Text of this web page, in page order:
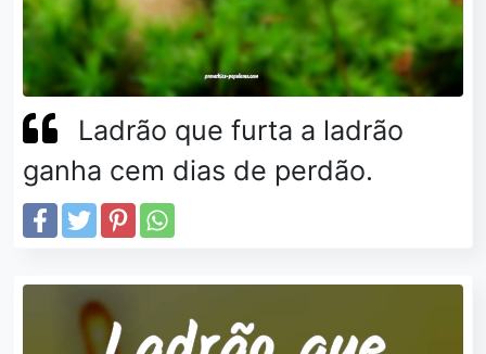
Ladrão que furta a ladrão
ganha cem dias de perdão.